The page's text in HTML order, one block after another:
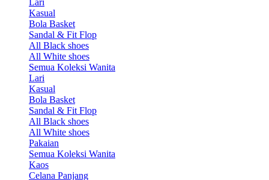
Kasual
Bola Basket
Sandal & Fit Flop
All Black shoes
All White shoes
Semua Koleksi Wanita
Lari
Kasual
Bola Basket
Sandal & Fit Flop
All Black shoes
All White shoes
Pakaian
Semua Koleksi Wanita
Kaos
Celana Panjang